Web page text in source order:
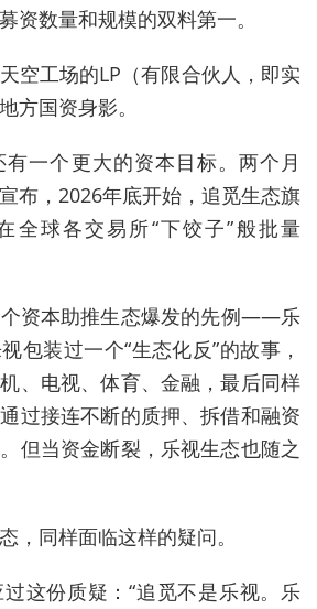
资数量和规模的双料第一。
空工场的LP（有限合伙人，即实
方国资身影。
有一个更大的资本目标。两个月
布，2026年底开始，追觅生态旗
全球各交易所“下饺子”般批量
资本助推生态爆发的先例——乐
包装过一个“生态化反”的故事，
、电视、体育、金融，最后同样
过接连不断的质押、拆借和融资
但当资金断裂，乐视生态也随之
，同样面临这样的疑问。
这份质疑：“追觅不是乐视。乐